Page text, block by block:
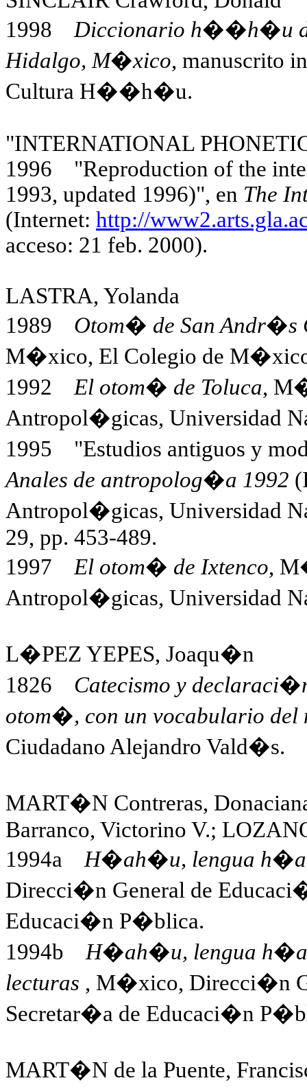
1998 Diccionario h��h�u
Hidalgo, M�xico, manuscrito
Cultura H��h�u.
"INTERNATIONAL
1996 "Reproduction of the
1993, updated 1996)", en The
(Internet: http://
acceso: 21 feb. 2000).
LASTRA, Yolanda
1989 Otom� de San Andr�s
M�xico, El Colegio de
1992 El otom� de Toluca,
Antropol�gicas, Universidad
1995 "Estudios antiguos y
Anales de antropolog�a 1992
Antropol�gicas, Universidad
29, pp. 453-489.
1997 El otom� de Ixtenco,
Antropol�gicas, Universidad
L�PEZ YEPES, Joaqu�n
1826 Catecismo y
otom�, con un vocabulario del
Ciudadano Alejandro Vald�s.
MART�N Contreras,
Barranco, Victorino V.;
1994a H�ah�u, lengua
Direcci�n General de
Educaci�n P�blica.
1994b H�ah�u, lengua
lecturas , M�xico, Direcci�n
Secretar�a de Educaci�n
MART�N de la Puente,